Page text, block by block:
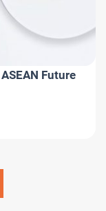
Future